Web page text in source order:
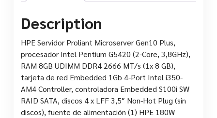
Description
HPE Servidor Proliant Microserver Gen10 Plus,
procesador Intel Pentium G5420 (2-Core, 3,8GHz),
RAM 8GB UDIMM DDR4 2666 MT/s (1x 8 GB),
tarjeta de red Embedded 1Gb 4-Port Intel i350-
AM4 Controller, controladora Embedded S100i SW
RAID SATA, discos 4 x LFF 3,5″ Non-Hot Plug (sin
discos), fuente de alimentación (1) HPE 180W